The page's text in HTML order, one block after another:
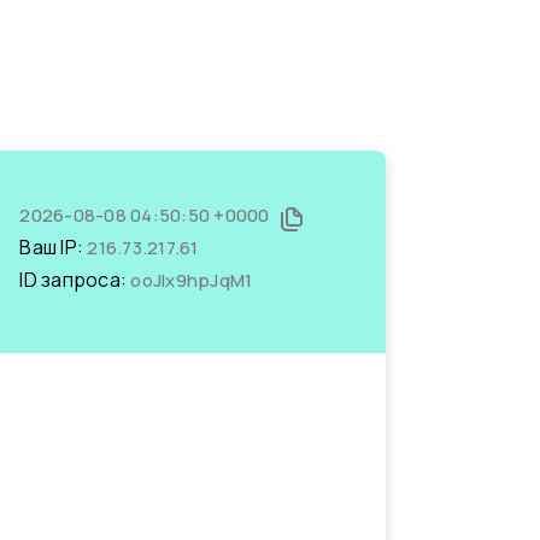
2026-08-08 04:50:50 +0000
Ваш IP:216.73.217.61
ID запроса:ooJlx9hpJqM1